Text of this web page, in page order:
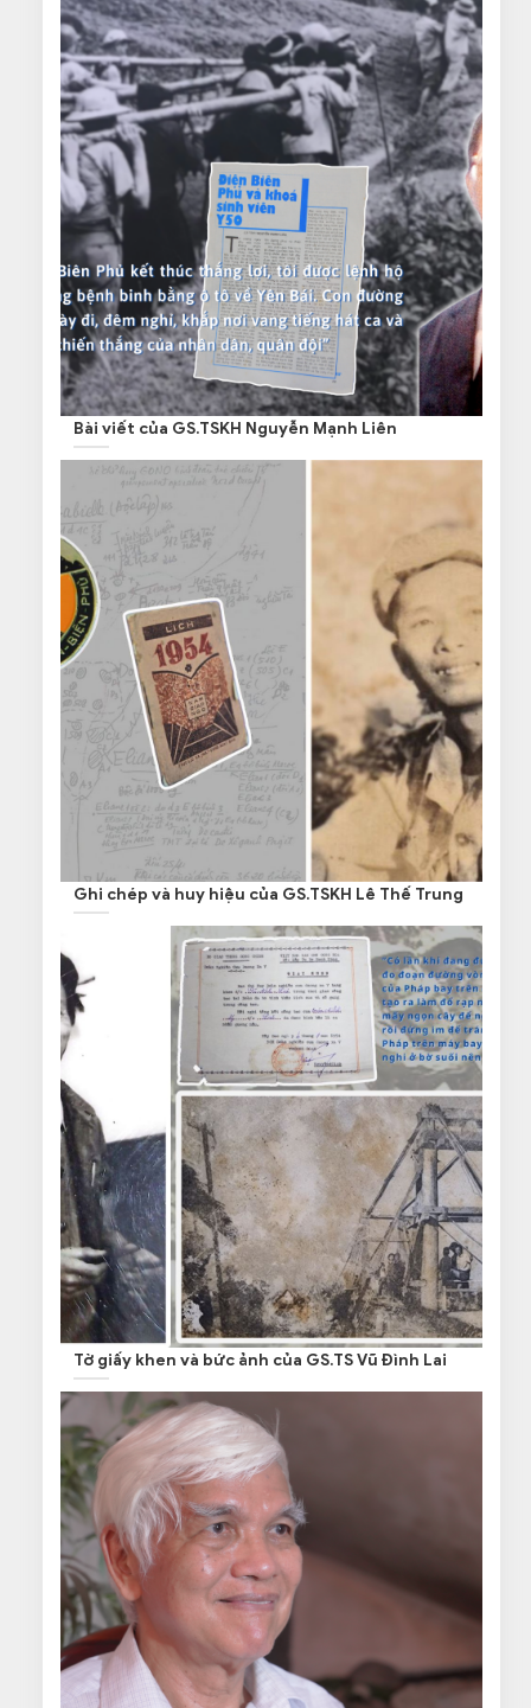
Bài viết của GS.TSKH Nguyễn Mạnh Liên
Ghi chép và huy hiệu của GS.TSKH Lê Thế Trung
Tờ giấy khen và bức ảnh của GS.TS Vũ Đình Lai